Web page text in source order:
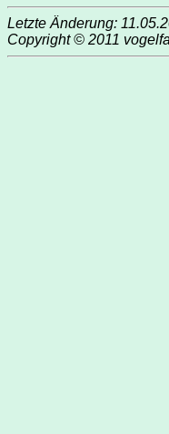
Letzte Änderung:
Copyright © 2011